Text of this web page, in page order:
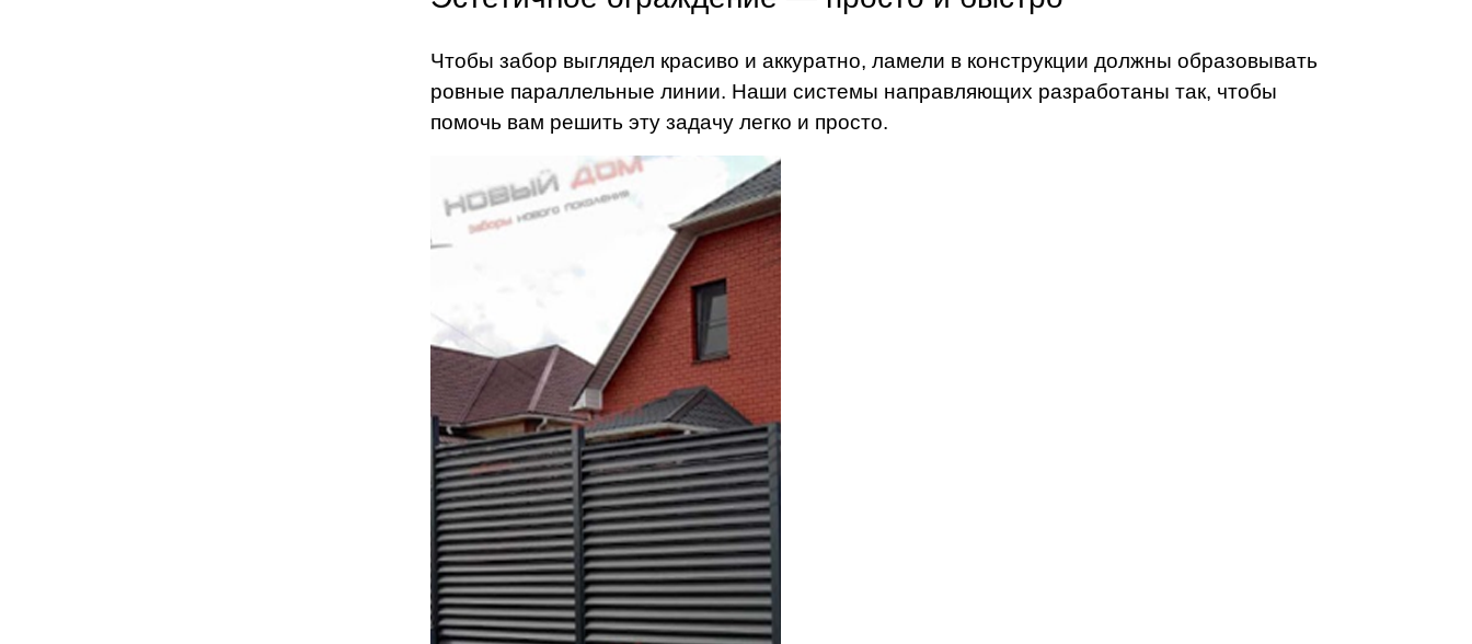
Чтобы забор выглядел красиво и аккуратно, ламели в конструкции должны образовывать
ровные параллельные линии. Наши системы направляющих разработаны так, чтобы
помочь вам решить эту задачу легко и просто.